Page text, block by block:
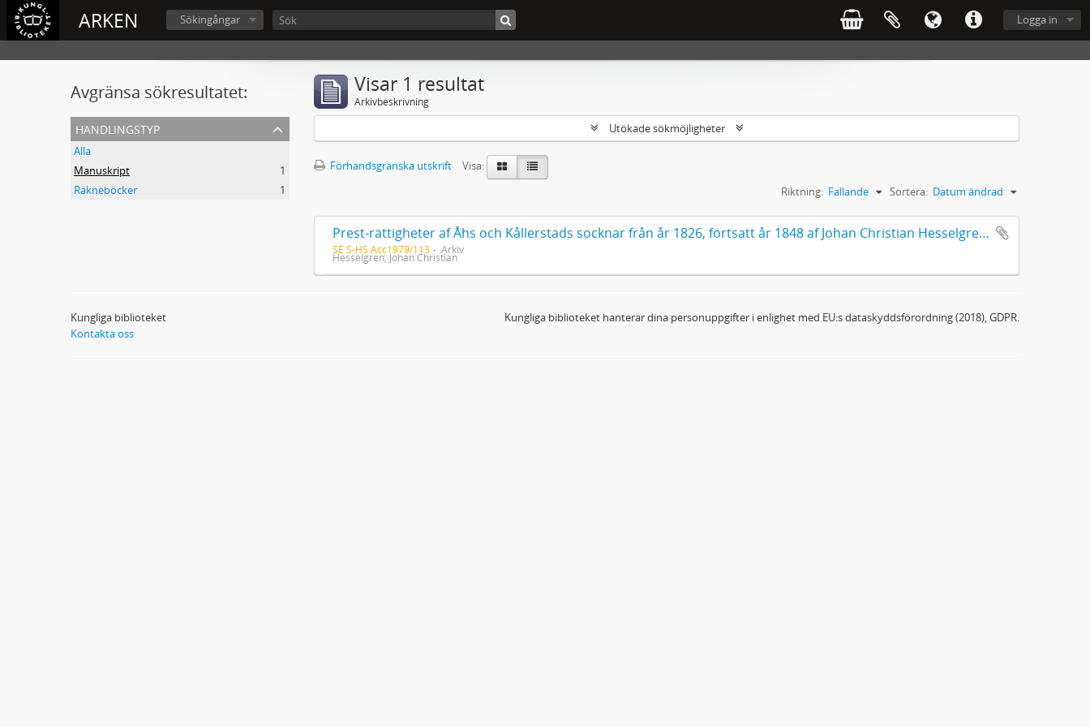
ARKEN Logga in
Sökingångar
Avgränsa sökresultatet:
handlingstyp
Alla
Manuskript
1
Räkneböcker
1
Visar 1 resultat
Arkivbeskrivning
Utökade sökmöjligheter
Förhandsgranska utskrift
Visa:
Sortera: Datum ändrad
Riktning: Fallande
Prest-rättigheter af Åhs och Kållerstads socknar från år 1826, fortsatt år 1848 af Johan Christian Hesselgren (1785-1862)
SE S-HS Acc1979/113 Arkiv
Hesselgren, Johan Christian
Kungliga biblioteket
Kontakta oss
Kungliga biblioteket hanterar dina personuppgifter i enlighet med EU:s dataskyddsförordning (2018), GDPR.